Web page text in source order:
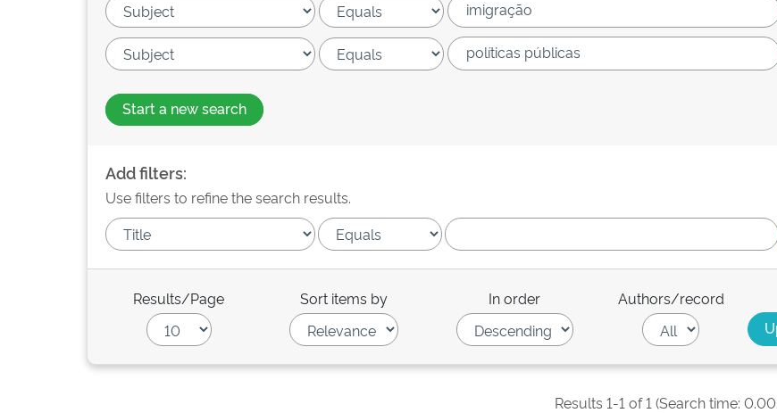
Start a new search
Add filters:
Use filters to refine the search results.
Results/Page Sort items by In order Authors/record
Results 1-1 of 1 (Search time: